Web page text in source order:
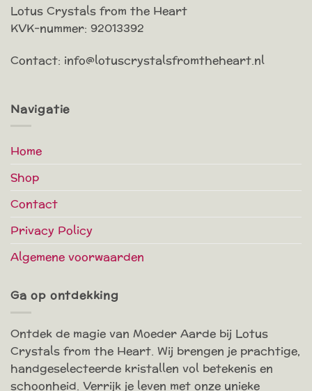
Lotus Crystals from the Heart
KVK-nummer: 92013392
Contact: info@lotuscrystalsfromtheheart.nl
Navigatie
Home
Shop
Contact
Privacy Policy
Algemene voorwaarden
Ga op ontdekking
Ontdek de magie van Moeder Aarde bij Lotus
Crystals from the Heart. Wij brengen je prachtige,
handgeselecteerde kristallen vol betekenis en
schoonheid. Verrijk je leven met onze unieke